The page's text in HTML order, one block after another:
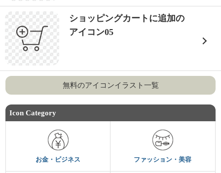
ショッピングカートに追加の
アイコン05
無料のアイコンイラスト一覧
Icon Category
お金・ビジネス ファッション・美容